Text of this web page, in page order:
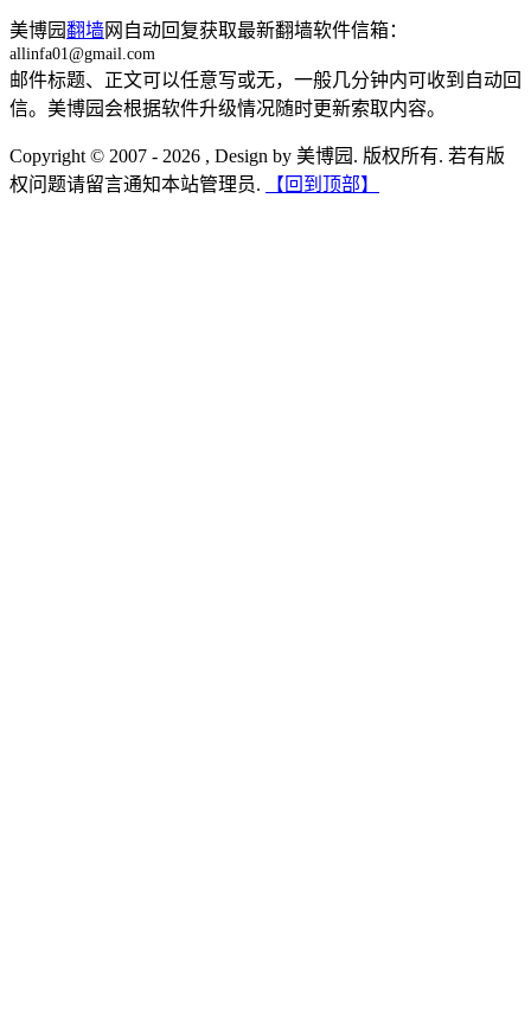
美博园翻墙网自动回复获取最新翻墙软件信箱：
allinfa01@gmail.com
邮件标题、正文可以任意写或无，一般几分钟内可收到自动回
信。美博园会根据软件升级情况随时更新索取内容。
Copyright © 2007 - 2026 , Design by 美博园. 版权所有. 若有版
权问题请留言通知本站管理员.
【回到顶部】